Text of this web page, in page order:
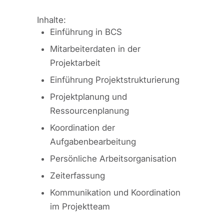
Inhalte:
Einführung in BCS
Mitarbeiterdaten in der
Projektarbeit
Einführung Projektstrukturierung
Projektplanung und
Ressourcenplanung
Koordination der
Aufgabenbearbeitung
Persönliche Arbeitsorganisation
Zeiterfassung
Kommunikation und Koordination
im Projektteam